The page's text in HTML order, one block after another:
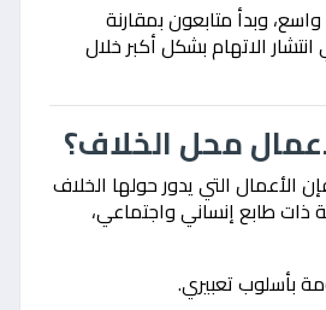
وبدأ متابعون بمقارنة
الاتهام بشكل أكبر خلال
محل الخلاف؟
الأعمال التي يدور حولها الخلاف
ذات طابع إنساني واجتماعي،
بأسلوب تعبيري.